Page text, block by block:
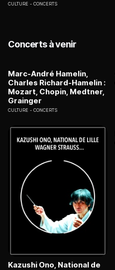
CULTURE CONCERTS
Concerts à venir
Marc-André Hamelin,
Charles Richard-Hamelin :
Mozart, Chopin, Medtner,
Grainger
CULTURE CONCERTS
Kazushi Ono, National de